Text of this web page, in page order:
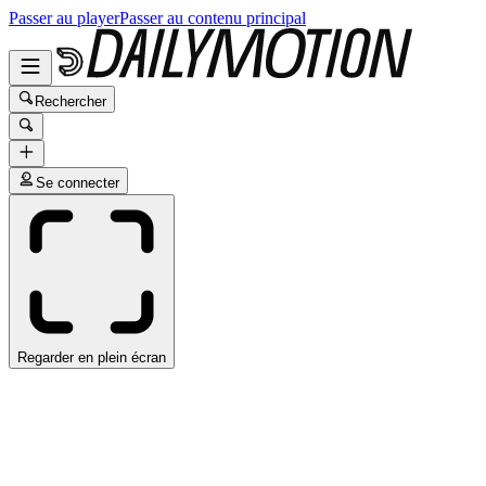
Passer au playerPasser au contenu principal
Rechercher
Se connecter
Regarder en plein écran